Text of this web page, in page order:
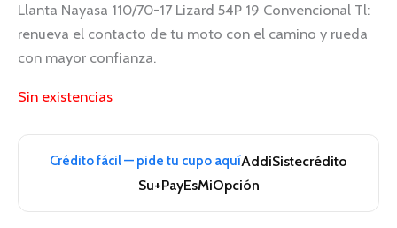
Llanta Nayasa 110/70-17 Lizard 54P 19 Convencional Tl:
renueva el contacto de tu moto con el camino y rueda
con mayor confianza.
Sin existencias
Crédito fácil — pide tu cupo aquíAddiSistecrédito
Su+PayEsMiOpción